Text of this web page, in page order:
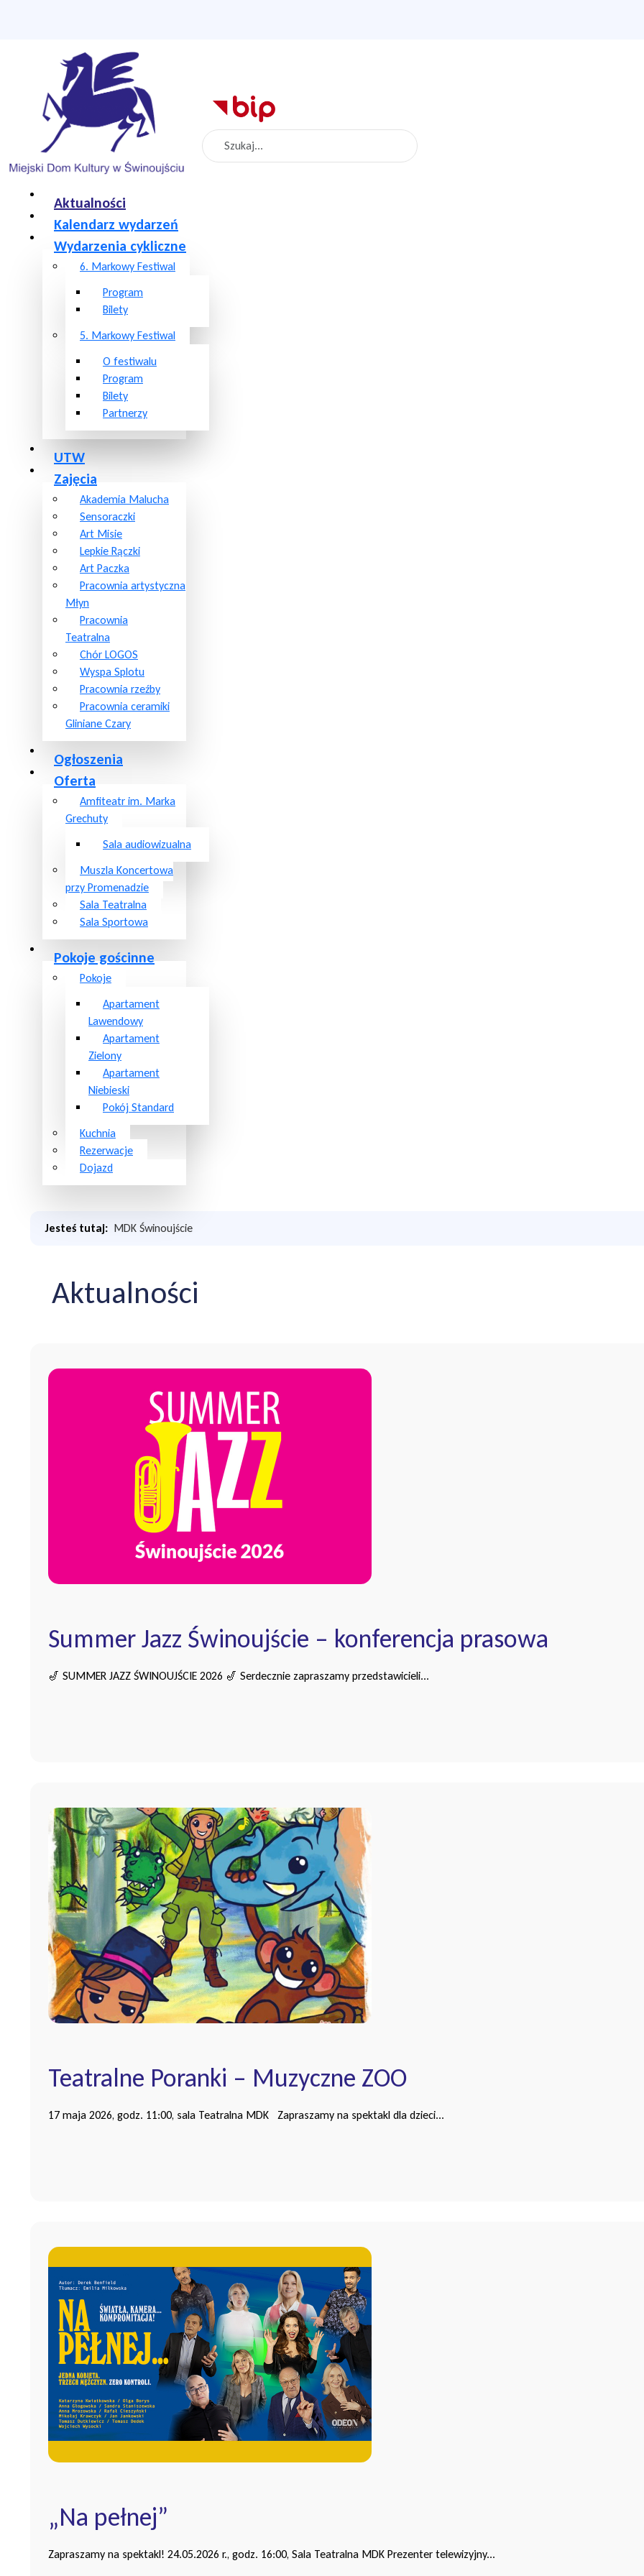
Szukaj
Aktualności
Kalendarz wydarzeń
Wydarzenia cykliczne
6. Markowy Festiwal
Program
Bilety
5. Markowy Festiwal
O festiwalu
Program
Bilety
Partnerzy
UTW
Zajęcia
Akademia Malucha
Sensoraczki
Art Misie
Lepkie Rączki
Art Paczka
Pracownia artystyczna
Młyn
Pracownia
Teatralna
Chór LOGOS
Wyspa Splotu
Pracownia rzeźby
Pracownia ceramiki
Gliniane Czary
Ogłoszenia
Oferta
Amfiteatr im. Marka
Grechuty
Sala audiowizualna
Muszla Koncertowa
przy Promenadzie
Sala Teatralna
Sala Sportowa
Pokoje gościnne
Pokoje
Apartament
Lawendowy
Apartament
Zielony
Apartament
Niebieski
Pokój Standard
Kuchnia
Rezerwacje
Dojazd
Jesteś tutaj: MDK Świnoujście
Aktualności
Summer Jazz Świnoujście – konferencja prasowa
🎷 SUMMER JAZZ ŚWINOUJŚCIE 2026 🎷 Serdecznie zapraszamy przedstawicieli...
Teatralne Poranki – Muzyczne ZOO
17 maja 2026, godz. 11:00, sala Teatralna MDK Zapraszamy na spektakl dla dzieci...
„Na pełnej”
Zapraszamy na spektakl! 24.05.2026 r., godz. 16:00, Sala Teatralna MDK Prezenter telewizyjny...